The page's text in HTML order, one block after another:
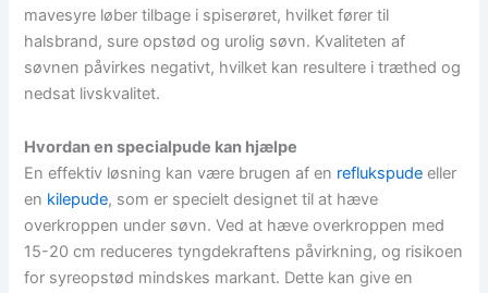
mavesyre løber tilbage i spiserøret, hvilket fører til
halsbrand, sure opstød og urolig søvn. Kvaliteten af
søvnen påvirkes negativt, hvilket kan resultere i træthed og
nedsat livskvalitet.
Hvordan en specialpude kan hjælpe
En effektiv løsning kan være brugen af en reflukspude eller
en kilepude, som er specielt designet til at hæve
overkroppen under søvn. Ved at hæve overkroppen med
15-20 cm reduceres tyngdekraftens påvirkning, og risikoen
for syreopstød mindskes markant. Dette kan give en